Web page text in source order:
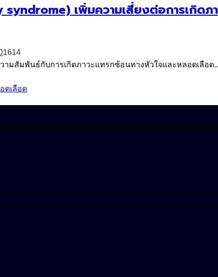
เพิ่มความเสี่ยงต่อการเกิดภ
1614
มสัมพันธ์กับการเกิดภาวะแทรกซ้อนทางหัวใจและหลอดเลือด
ดเลือด